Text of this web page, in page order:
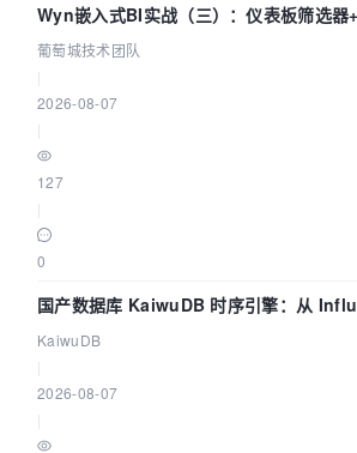
Wyn嵌入式BI实战（三）：仪表板筛选器
数联动全闭环
葡萄城技术团队
2026-08-07
127
0
国产数据库 KaiwuDB 时序引擎：从
技术路径
KaiwuDB
2026-08-07